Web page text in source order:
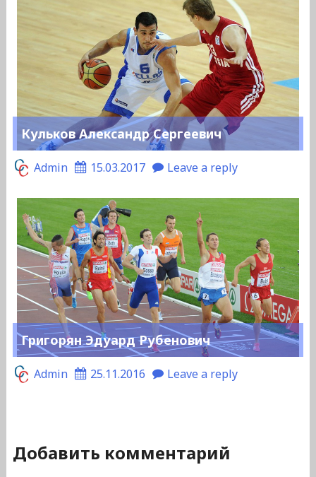
Кульков Александр Сергеевич
Admin 15.03.2017 Leave a reply
Григорян Эдуард Рубенович
Admin 25.11.2016 Leave a reply
Добавить комментарий